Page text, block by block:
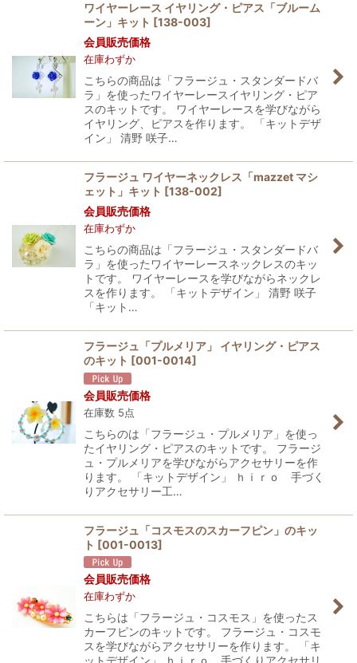
ワイヤーレース イヤリング・ピアス「ブルーム
ーン」キット [138-003]
会員販売価格
在庫わずか
こちらの商品は「フラージュ・スタンダードバ
ラ」を使ったワイヤーレースイヤリング・ピア
スのキットです。 ワイヤーレースを学びながら
イヤリング、ピアスを作ります。 「キットデザ
イン」 清野 咲子…
フラージュ ワイヤーネックレス「mazzet マシ
ェット」キット [138-002]
会員販売価格
在庫わずか
こちらの商品は「フラージュ・スタンダードバ
ラ」を使ったワイヤーレースネックレスのキッ
トです。 ワイヤーレースを学びながらネックレ
スを作ります。 「キットデザイン」 清野 咲子
「キット…
フラージュ「プルメリア」 イヤリング・ピアス
のキット [001-0014]
会員販売価格
在庫数 5点
こちらのは「フラージュ・プルメリア」を使っ
たイヤリング・ピアスのキットです。 フラージ
ュ・プルメリアを学びながらアクセサリーを作
ります。 「キットデザイン」 ｈｉｒｏ 手づく
りアクセサリー工…
フラージュ「コスモスのスカーフピン」のキッ
ト [001-0013]
会員販売価格
在庫わずか
こちらは「フラージュ・コスモス」を使ったス
カーフピンのキットです。 フラージュ・コスモ
スを学びながらアクセサリーを作ります。 「キ